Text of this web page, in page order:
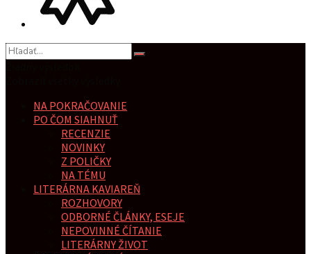
NA POKRAČOVANIE
PO ČOM SIAHNUŤ
RECENZIE
NOVINKY
Z POLIČKY
NA TÉMU
LITERÁRNA KAVIAREŇ
ROZHOVORY
ODBORNÉ ČLÁNKY, ESEJE
NEPOVINNÉ ČÍTANIE
LITERÁRNY ŽIVOT